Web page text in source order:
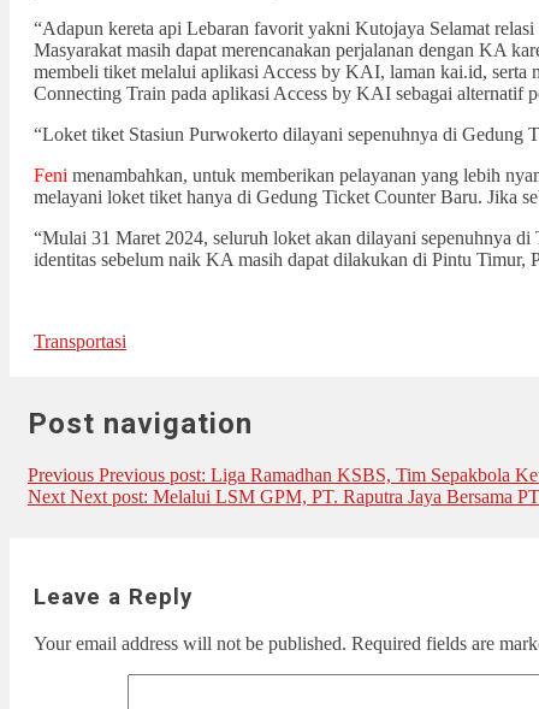
“Adapun kereta api Lebaran favorit yakni Kutojaya Selamat
Masyarakat masih dapat merencanakan perjalanan dengan KA
membeli tiket melalui aplikasi Access by KAI, laman kai.id, serta
Connecting Train pada aplikasi Access by KAI sebagai alternatif
“Loket tiket Stasiun Purwokerto dilayani sepenuhnya di Gedung
Feni menambahkan, untuk memberikan pelayanan yang lebih
melayani loket tiket hanya di Gedung Ticket Counter Baru. Jika
“Mulai 31 Maret 2024, seluruh loket akan dilayani sepenuhnya
identitas sebelum naik KA masih dapat dilakukan di Pintu Timur,
Transportasi
Post navigation
Previous Previous post: Liga Ramadhan KSBS, Tim Sepakbola
Next Next post: Melalui LSM GPM, PT. Raputra Jaya Bersama
Leave a Reply
Your email address will not be published. Required fields are